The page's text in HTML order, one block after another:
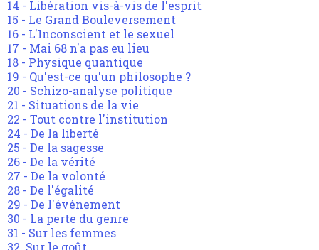
14 - Libération vis-à-vis de l'esprit
15 - Le Grand Bouleversement
16 - L'Inconscient et le sexuel
17 - Mai 68 n'a pas eu lieu
18 - Physique quantique
19 - Qu'est-ce qu'un philosophe ?
20 - Schizo-analyse politique
21 - Situations de la vie
22 - Tout contre l'institution
24 - De la liberté
25 - De la sagesse
26 - De la vérité
27 - De la volonté
28 - De l'égalité
29 - De l'événement
30 - La perte du genre
31 - Sur les femmes